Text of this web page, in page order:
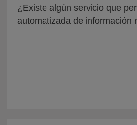
¿Existe algún servicio que
automatizada de información